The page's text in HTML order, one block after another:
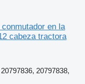
en la
cabeza tractora
20797838,